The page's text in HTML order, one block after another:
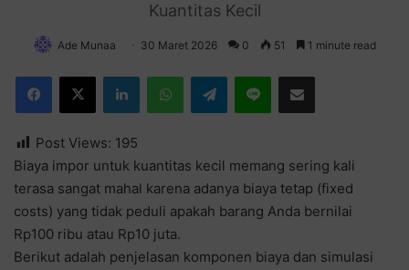
Kuantitas Kecil
Ade Munaa 30 Maret 2026 0 51 1 minute read
Telegram
Post Views: 195
Biaya impor untuk kuantitas kecil memang sering kali
terasa sangat mahal karena adanya biaya tetap (fixed
costs) yang tidak peduli apakah barang Anda bernilai
Rp100 ribu atau Rp10 juta.
Berikut adalah penjelasan komponen biaya dan simulasi